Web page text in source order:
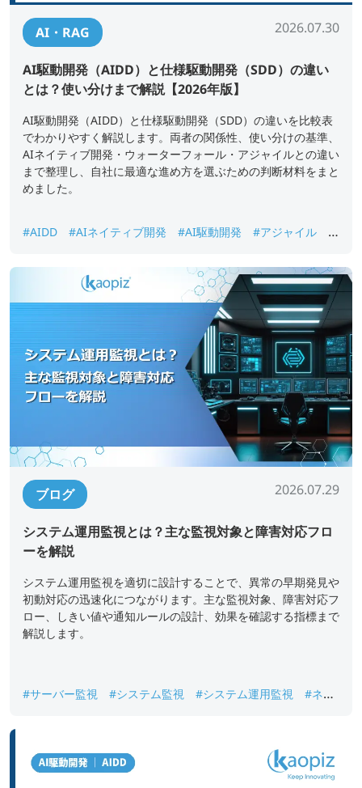
AI・RAG 2026.07.30
AI駆動開発（AIDD）と仕様駆動開発（SDD）の違い
とは？使い分けまで解説【2026年版】
AI駆動開発（AIDD）と仕様駆動開発（SDD）の違いを比較表
でわかりやすく解説します。両者の関係性、使い分けの基準、
AIネイティブ開発・ウォーターフォール・アジャイルとの違い
まで整理し、自社に最適な進め方を選ぶための判断材料をまと
めました。
#AIDD #AIネイティブ開発 #AI駆動開発 #アジャイル
#
ブログ 2026.07.29
システム運用監視とは？主な監視対象と障害対応フロ
ーを解説
システム運用監視を適切に設計することで、異常の早期発見や
初動対応の迅速化につながります。主な監視対象、障害対応フ
ロー、しきい値や通知ルールの設計、効果を確認する指標まで
解説します。
#サーバー監視 #システム監視 #システム運用監視
#ネッ